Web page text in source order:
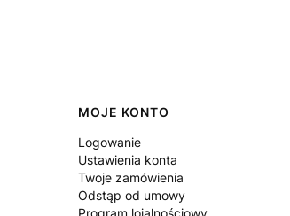
Linki w stopce
MOJE KONTO
Logowanie
Ustawienia konta
Twoje zamówienia
Odstąp od umowy
Program lojalnościowy